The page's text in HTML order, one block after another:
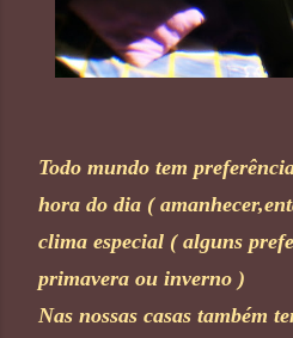
Todo mundo tem
hora do dia (
clima especial ( alguns
primavera ou inverno )
Nas nossas casas também